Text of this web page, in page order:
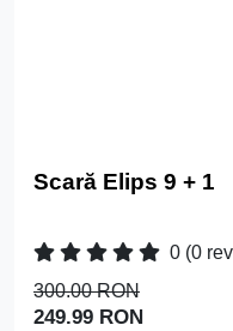
Scară Elips 9 + 1
0 (0
300.00 RON
249.99 RON